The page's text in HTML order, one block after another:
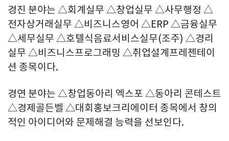
경진 분야는 △회계실무 △창업실무 △사무행정 △
전자상거래실무 △비즈니스영어 △ERP △금융실무
△세무실무 △호텔식음료서비스실무(조주) △경리
실무 △비즈니스프로그래밍 △취업설계프레젠테이
션 종목이다.
경연 분야는 △창업동아리 엑스포 △동아리 콘테스트
△경제골든벨 △대회홍보크리에이터 종목에서 창의
적인 아이디어와 문제해결 능력을 선보인다.